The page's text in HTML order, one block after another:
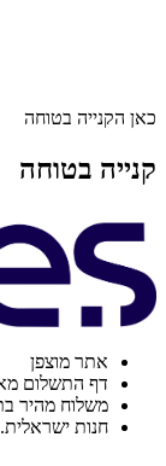
כאן הקנייה בטוחה
קנייה בטוחה
אתר מוצפן
דף התשלום
משלוח מהיר בתוך 12 ימי
חנות